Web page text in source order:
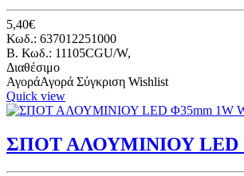
5,40€
Κωδ.: 637012251000
B. Κωδ.: 11105CGU/W,
Διαθέσιμο
ΑγοράΑγορά Σύγκριση Wishlist
Quick view
ΣΠΟΤ ΑΛΟΥΜΙΝΙΟΥ LED